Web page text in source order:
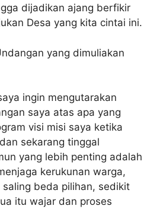
dijadikan ajang berfikir
Desa yang kita cintai ini.
yang dimuliakan
ingin mengutarakan
saya atas apa yang
visi misi saya ketika
sekarang tinggal
yang lebih penting adalah
kerukunan warga,
beda pilihan, sedikit
itu wajar dan proses